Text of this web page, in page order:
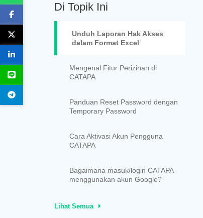
Di Topik Ini
Unduh Laporan Hak Akses
dalam Format Excel
Mengenal Fitur Perizinan di
CATAPA
Panduan Reset Password dengan
Temporary Password
Cara Aktivasi Akun Pengguna
CATAPA
Bagaimana masuk/login CATAPA
menggunakan akun Google?
Lihat Semua